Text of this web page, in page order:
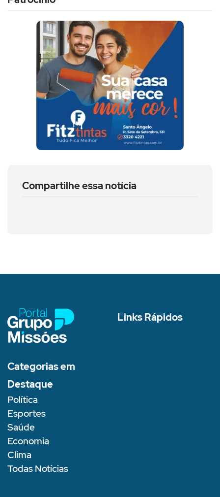
Compartilhe essa notícia
Links Rápidos
Categorias em
Destaque
Política
Esportes
Saúde
Economia
Clima
Todas Notícias